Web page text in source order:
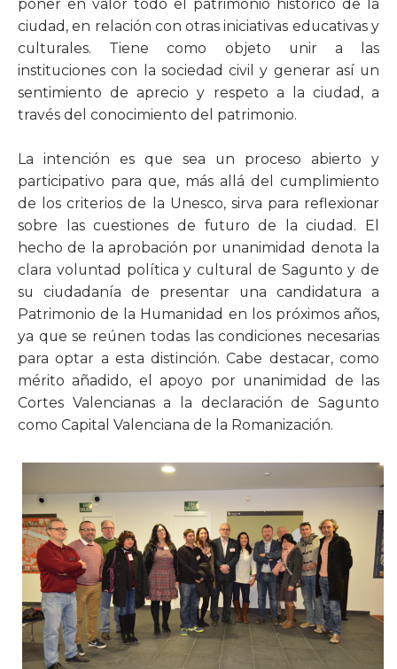
poner en valor todo el patrimonio histórico de la
ciudad, en relación con otras iniciativas educativas y
culturales. Tiene como objeto unir a las
instituciones con la sociedad civil y generar así un
sentimiento de aprecio y respeto a la ciudad, a
través del conocimiento del patrimonio.
La intención es que sea un proceso abierto y
participativo para que, más allá del cumplimiento
de los criterios de la Unesco, sirva para reflexionar
sobre las cuestiones de futuro de la ciudad. El
hecho de la aprobación por unanimidad denota la
clara voluntad política y cultural de Sagunto y de
su ciudadanía de presentar una candidatura a
Patrimonio de la Humanidad en los próximos años,
ya que se reúnen todas las condiciones necesarias
para optar a esta distinción. Cabe destacar, como
mérito añadido, el apoyo por unanimidad de las
Cortes Valencianas a la declaración de Sagunto
como Capital Valenciana de la Romanización.